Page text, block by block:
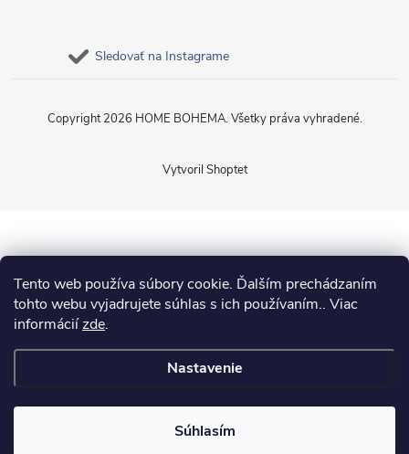
Tento web používa súbory cookie. Ďalším prechádzaním
tohto webu vyjadrujete súhlas s ich používaním.. Viac
informáciízde.
Nastavenie
Súhlasím
Sledovať na Instagrame
Vytvoril Shoptet
Copyright 2026 HOME BOHEMA. Všetky práva vyhradené.